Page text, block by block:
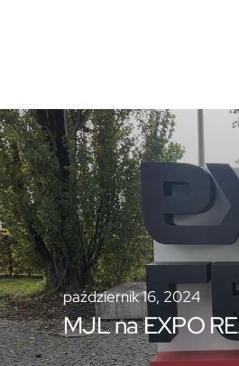
październik 16, 2024
MJL na EXPO